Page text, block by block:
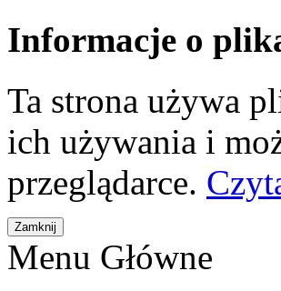
Informacje o
Ta strona używa
ich używania i
przeglądarce.
Menu Główne